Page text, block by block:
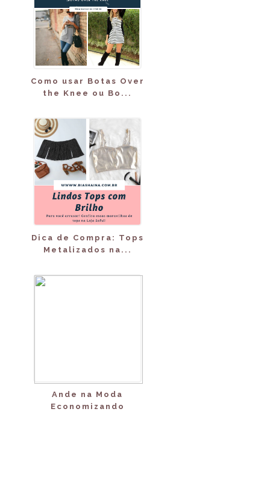
Como usar Botas Over
the Knee ou Bo...
Dica de Compra: Tops
Metalizados na...
Ande na Moda
Economizando